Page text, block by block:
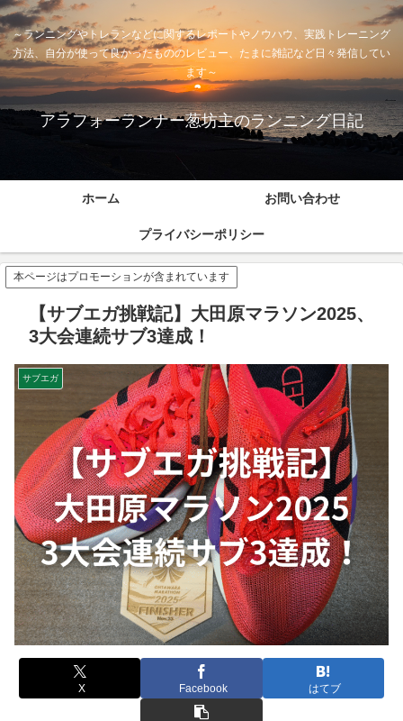
～ランニングやトレランなどに関するレポートやノウハウ、実践トレーニング
方法、自分が使って良かったもののレビュー、たまに雑記など日々発信してい
ます～
アラフォーランナー葱坊主のランニング日記
ホーム お問い合わせ
プライバシーポリシー
本ページはプロモーションが含まれています
【サブエガ挑戦記】大田原マラソン2025、
3大会連続サブ3達成！
サブエガ
X Facebook はてブ